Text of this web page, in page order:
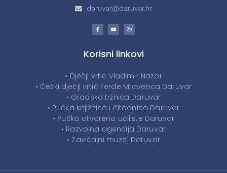
daruvar@daruvar.hr
Korisni linkovi
• Dječji vrtić Vladimir Nazor
• Češki dječji vrtić Ferde Mravenca Daruvar
• Gradska tržnica Daruvar
• Pučka knjižnica i čitaonica Daruvar
• Pučko otvoreno učilište Daruvar
• Razvojna agencija Daruvar
• Zavičajni muzej Daruvar